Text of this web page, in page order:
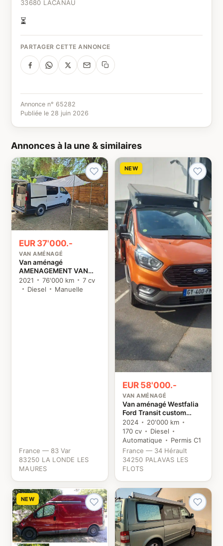
33680 LACANAU
⏳
PARTAGER CETTE ANNONCE
Annonce n° 65282
Publiée le 28 juin 2026
Annonces à la une & similaires
EUR 37'000.-
VAN AMÉNAGÉ
Van aménagé
AMENAGEMENT VAN
MANIA KIT NORD
TRAFIC 3 Renault
2021 76'000 km
7 cv
Diesel
Manuelle
France — 83 Var
83250 LA LONDE LES
MAURES
NEW
EUR 58'000.-
VAN AMÉNAGÉ
Van aménagé Westfalia
Ford Transit custom
NUGGET Ford
2024
20'000 km
170 cv
Diesel
Automatique
Permis C1
France — 34 Hérault
34250 PALAVAS LES
FLOTS
NEW